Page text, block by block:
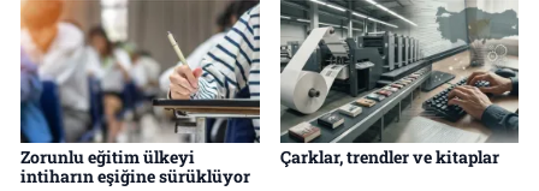
Zorunlu eğitim ülkeyi
intiharın eşiğine sürüklüyor
Çarklar, trendler ve kitaplar